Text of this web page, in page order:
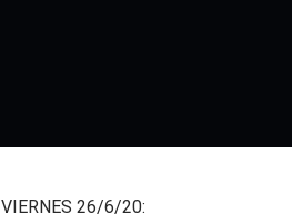
VIERNES 26/6/20: